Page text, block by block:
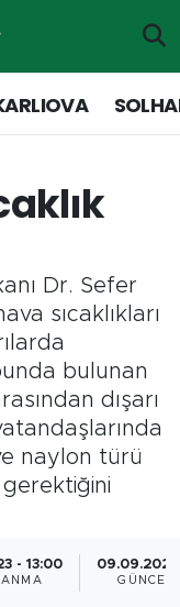
Dr. Sefer
sıcaklıkları
bulunan
dışarı
naylon türü
- 13:00